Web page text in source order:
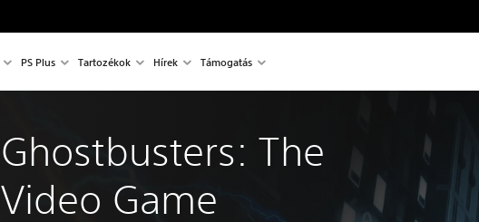
PS Plus Tartozékok Hírek Támogatás
Ghostbusters: The
Video Game